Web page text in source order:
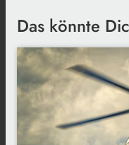
Das könnte